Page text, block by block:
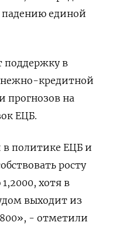
падению единой
поддержку в
кредитной
прогнозов на
ЕЦБ.
политике ЕЦБ и
росту
хотя в
выходит из
- отметили